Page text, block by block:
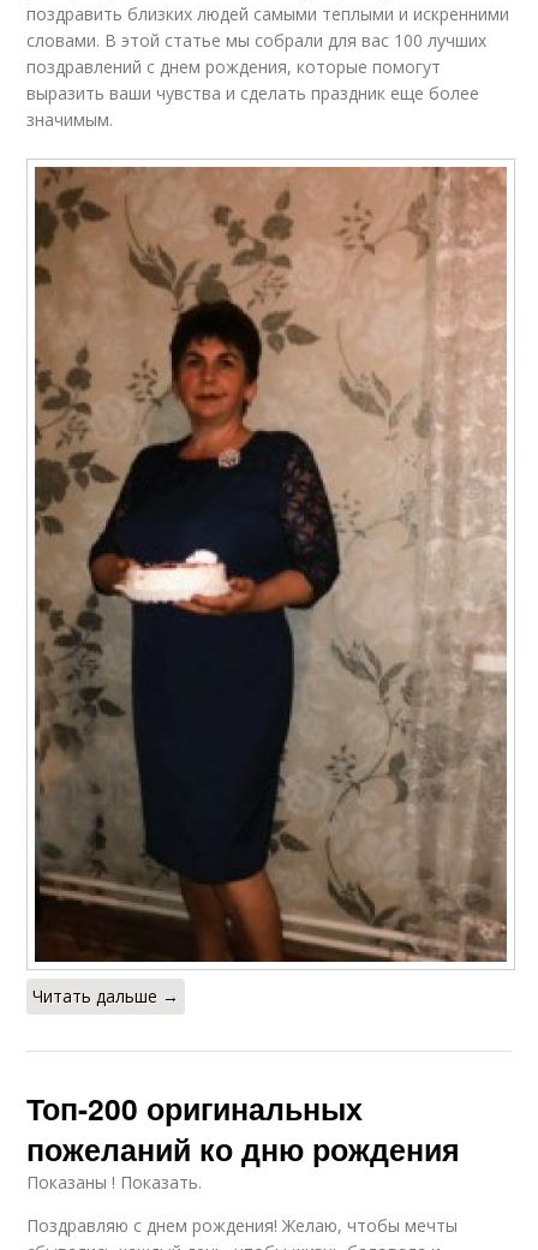
поздравить близких людей самыми теплыми и искренними
словами. В этой статье мы собрали для вас 100 лучших
поздравлений с днем рождения, которые помогут
выразить ваши чувства и сделать праздник еще более
значимым.
Читать дальше →
Топ-200 оригинальных
пожеланий ко дню рождения
Показаны ! Показать.
Поздравляю с днем рождения! Желаю, чтобы мечты